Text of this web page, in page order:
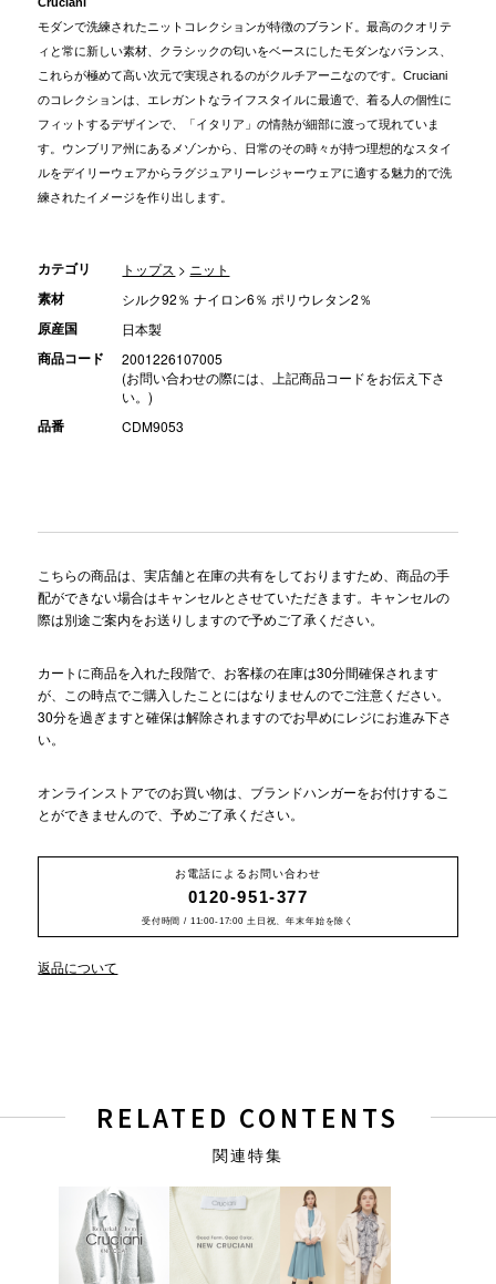
モダンで洗練されたニットコレクションが特徴のブランド。最高のクオリテ
ィと常に新しい素材、クラシックの匂いをベースにしたモダンなバランス、
これらが極めて高い次元で実現されるのがクルチアーニなのです。Cruciani
のコレクションは、エレガントなライフスタイルに最適で、着る人の個性に
フィットするデザインで、「イタリア」の情熱が細部に渡って現れていま
す。ウンブリア州にあるメゾンから、日常のその時々が持つ理想的なスタイ
ルをデイリーウェアからラグジュアリーレジャーウェアに適する魅力的で洗
練されたイメージを作り出します。
カテゴリ トップス > ニット
素材 シルク92％ ナイロン6％ ポリウレタン2％
原産国 日本製
商品コード
2001226107005
(お問い合わせの際には、上記商品コードをお伝え下さ
い。)
品番 CDM9053
こちらの商品は、実店舗と在庫の共有をしておりますため、商品の手
配ができない場合はキャンセルとさせていただきます。キャンセルの
際は別途ご案内をお送りしますので予めご了承ください。
カートに商品を入れた段階で、お客様の在庫は30分間確保されます
が、この時点でご購入したことにはなりませんのでご注意ください。
30分を過ぎますと確保は解除されますのでお早めにレジにお進み下さ
い。
オンラインストアでのお買い物は、ブランドハンガーをお付けするこ
とができませんので、予めご了承ください。
お電話によるお問い合わせ
0120-951-377
受付時間 / 11:00-17:00 土日祝、年末年始を除く
返品について
RELATED CONTENTS
関連特集